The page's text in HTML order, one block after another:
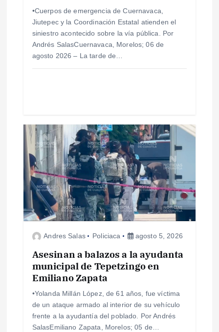
•Cuerpos de emergencia de Cuernavaca,
Jiutepec y la Coordinación Estatal atienden el
siniestro acontecido sobre la vía pública. Por
Andrés SalasCuernavaca, Morelos; 06 de
agosto 2026 – La tarde de…
Andres Salas Policiaca agosto 5, 2026
Asesinan a balazos a la ayudanta
municipal de Tepetzingo en
Emiliano Zapata
•Yolanda Millán López, de 61 años, fue víctima
de un ataque armado al interior de su vehículo
frente a la ayudantía del poblado. Por Andrés
SalasEmiliano Zapata, Morelos; 05 de…